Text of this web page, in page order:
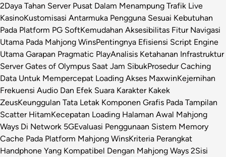
2Daya Tahan Server Pusat Dalam Menampung Trafik Live
KasinoKustomisasi Antarmuka Pengguna Sesuai Kebutuhan
Pada Platform PG SoftKemudahan Aksesibilitas Fitur Navigasi
Utama Pada Mahjong WinsPentingnya Efisiensi Script Engine
Utama Garapan Pragmatic PlayAnalisis Ketahanan Infrastruktur
Server Gates of Olympus Saat Jam SibukProsedur Caching
Data Untuk Mempercepat Loading Akses MaxwinKejernihan
Frekuensi Audio Dan Efek Suara Karakter Kakek
ZeusKeunggulan Tata Letak Komponen Grafis Pada Tampilan
Scatter HitamKecepatan Loading Halaman Awal Mahjong
Ways Di Network 5GEvaluasi Penggunaan Sistem Memory
Cache Pada Platform Mahjong WinsKriteria Perangkat
Handphone Yang Kompatibel Dengan Mahjong Ways 2Sisi